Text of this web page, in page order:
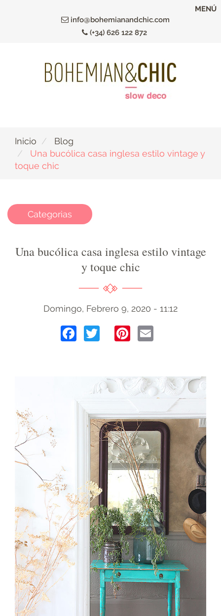
info@bohemianandchic.com
(+34) 626 122 872
MENÚ
Inicio
Blog
Una bucólica casa inglesa estilo vintage y
toque chic
Categorias
Una bucólica casa inglesa estilo vintage
y toque chic
Domingo, Febrero 9, 2020 - 11:12
Facebook
TwitterPinterest
Email